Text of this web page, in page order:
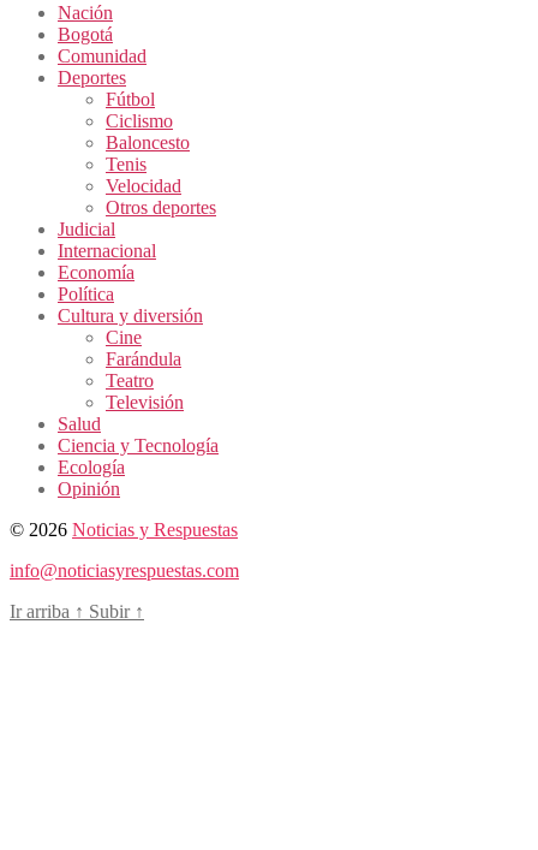
Nación
Bogotá
Comunidad
Deportes
Fútbol
Ciclismo
Baloncesto
Tenis
Velocidad
Otros deportes
Judicial
Internacional
Economía
Política
Cultura y diversión
Cine
Farándula
Teatro
Televisión
Salud
Ciencia y Tecnología
Ecología
Opinión
© 2026 Noticias y Respuestas
info@noticiasyrespuestas.com
Ir arriba ↑ Subir ↑